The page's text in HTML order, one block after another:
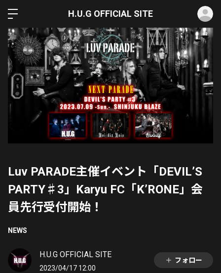
H.U.G OFFICIAL SITE
Luv PARADE主催イベント「DEVIL’S
PARTY♯3」Karyu FC「K’RONE」会
員先行受付開始！
NEWS
H.U.G OFFICIAL SITE
2023/04/17 12:00
フォロー